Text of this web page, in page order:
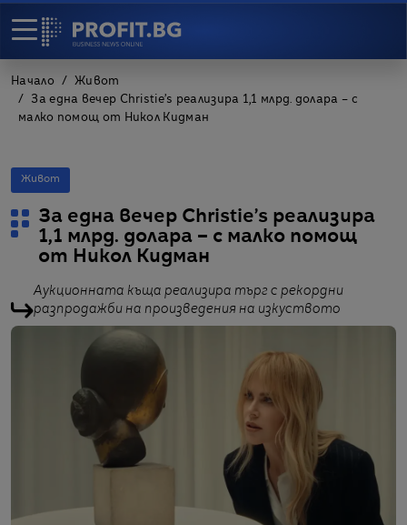
Начало
Живот
За една вечер Christie’s реализира 1,1 млрд. долара – с
малко помощ от Никол Кидман
Живот
За една вечер Christie’s реализира
1,1 млрд. долара – с малко помощ
от Никол Кидман
Аукционната къща реализира търг с рекордни
разпродажби на произведения на изкуството